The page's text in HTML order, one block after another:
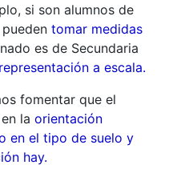
si son alumnos de
tomar medidas
es de Secundaria
a escala.
fomentar que el
la orientación
en el tipo de suelo y
hay.